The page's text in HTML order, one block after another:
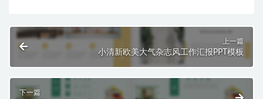
上一篇
小清新欧美大气杂志风工作汇报PPT模板
下一篇